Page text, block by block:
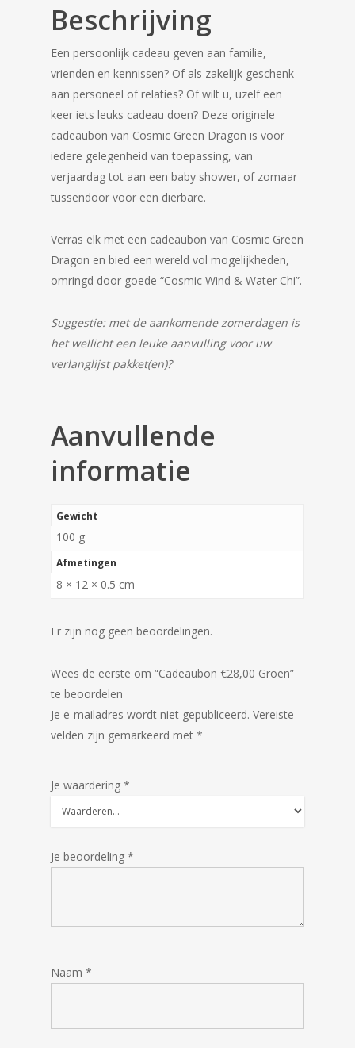
Beschrijving
Een persoonlijk cadeau geven aan familie,
vrienden en kennissen? Of als zakelijk geschenk
aan personeel of relaties? Of wilt u, uzelf een
keer iets leuks cadeau doen? Deze originele
cadeaubon van Cosmic Green Dragon is voor
iedere gelegenheid van toepassing, van
verjaardag tot aan een baby shower, of zomaar
tussendoor voor een dierbare.
Verras elk met een cadeaubon van Cosmic Green
Dragon en bied een wereld vol mogelijkheden,
omringd door goede “Cosmic Wind & Water Chi”.
Suggestie: met de aankomende zomerdagen is
het wellicht een leuke aanvulling voor uw
verlanglijst pakket(en)?
Aanvullende
informatie
Gewicht
100 g
Afmetingen
8 × 12 × 0.5 cm
Er zijn nog geen beoordelingen.
Wees de eerste om “Cadeaubon €28,00 Groen”
te beoordelen
Je e-mailadres wordt niet gepubliceerd. Vereiste
velden zijn gemarkeerd met *
Je waardering *
Je beoordeling *
Naam *